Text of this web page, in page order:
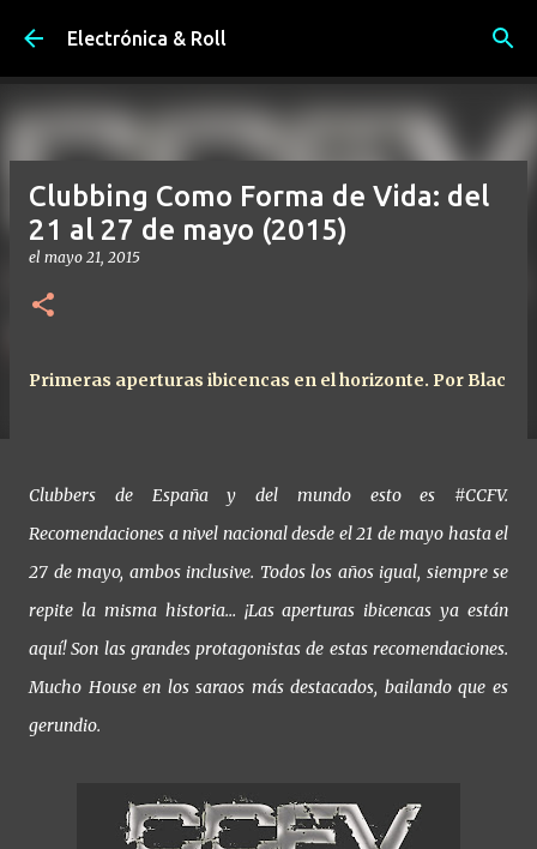
Ir al contenido principal
Electrónica & Roll
Clubbing Como Forma de Vida: del
21 al 27 de mayo (2015)
el mayo 21, 2015
Primeras aperturas ibicencas en el horizonte. Por Blac
Clubbers de España y del mundo esto es #CCFV.
Recomendaciones a nivel nacional desde el 21 de mayo hasta el
27 de mayo, ambos inclusive. Todos los años igual, siempre se
repite la misma historia… ¡Las aperturas ibicencas ya están
aquí! Son las grandes protagonistas de estas recomendaciones.
Mucho House en los saraos más destacados, bailando que es
gerundio.